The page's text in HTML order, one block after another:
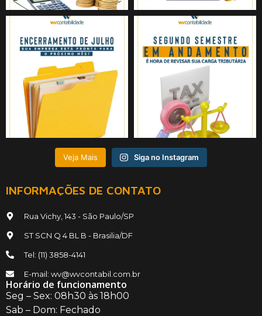
Veja Mais Siga no Instagram
INFORMAÇÕES DE CONTATO
Rua Vichy, 143 - São Paulo/SP
ST SCN Q 4 BL B - Brasilia/DF
Tel: (11) 3858-4141
E-mail: wv@wvcontabil.com.br
Horário de funcionamento
Seg – Sex: 08h30 às 18h00
Sab – Dom: Fechado